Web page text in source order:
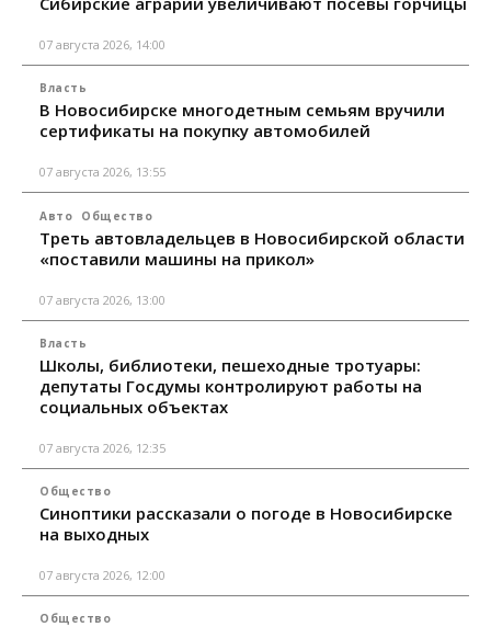
07 августа 2026, 14:00
Власть
В Новосибирске многодетным семьям вручили
сертификаты на покупку автомобилей
07 августа 2026, 13:55
Авто Общество
Треть автовладельцев в Новосибирской области
«поставили машины на прикол»
07 августа 2026, 13:00
Власть
Школы, библиотеки, пешеходные тротуары:
депутаты Госдумы контролируют работы на
социальных объектах
07 августа 2026, 12:35
Общество
Синоптики рассказали о погоде в Новосибирске
на выходных
07 августа 2026, 12:00
Общество